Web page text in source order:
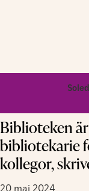
Biblioteken
bibliotekarie
kollegor,